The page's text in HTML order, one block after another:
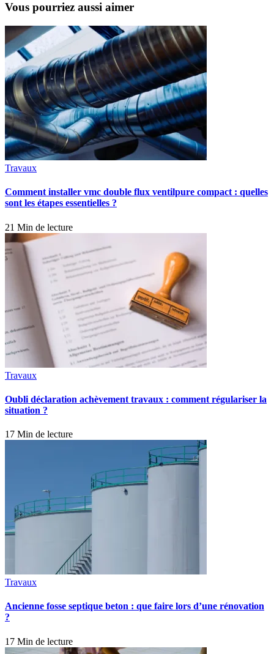
Vous pourriez aussi aimer
Travaux
Comment installer vmc double flux ventilpure compact : quelles
sont les étapes essentielles ?
21 Min de lecture
Travaux
Oubli déclaration achèvement travaux : comment régulariser la
situation ?
17 Min de lecture
Travaux
Ancienne fosse septique beton : que faire lors d’une rénovation
?
17 Min de lecture